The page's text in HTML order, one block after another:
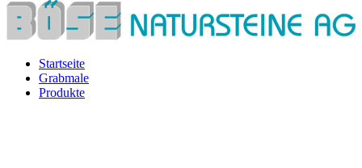
Startseite
Grabmale
Produkte